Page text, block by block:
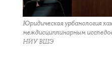
Юридическая урбанология
междисциплинарным
НИУ ВШЭ